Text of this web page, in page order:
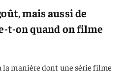
mais aussi de
t-on quand on filme
la manière dont une série filme